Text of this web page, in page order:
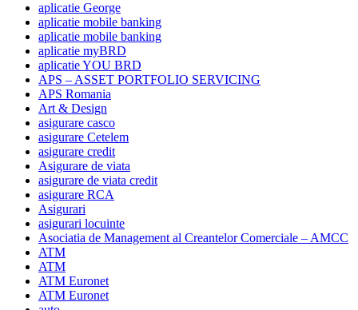
aplicatie George
aplicatie mobile banking
aplicatie mobile banking
aplicatie myBRD
aplicatie YOU BRD
APS – ASSET PORTFOLIO SERVICING
APS Romania
Art & Design
asigurare casco
asigurare Cetelem
asigurare credit
Asigurare de viata
asigurare de viata credit
asigurare RCA
Asigurari
asigurari locuinte
Asociatia de Management al Creantelor Comerciale – AMCC
ATM
ATM
ATM Euronet
ATM Euronet